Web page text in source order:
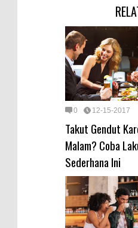
0 12-15-2017
Takut Gendut
Malam? Coba
Sederhana Ini